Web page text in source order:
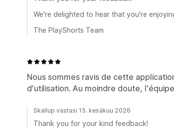
We're delighted to hear that you're
The PlayShorts Team
Nous sommes ravis de cette
d'utilisation. Au moindre doute,
Skallup vastasi 15. kesäkuu 2026
Thank you for your kind feedback!